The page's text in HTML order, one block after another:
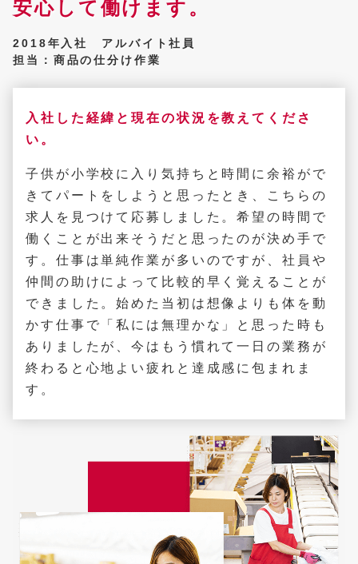
安心して働けます。
2018年入社 アルバイト社員
担当：商品の仕分け作業
入社した経緯と現在の状況を教えてくださ
い。
子供が小学校に入り気持ちと時間に余裕がで
きてパートをしようと思ったとき、こちらの
求人を見つけて応募しました。希望の時間で
働くことが出来そうだと思ったのが決め手で
す。仕事は単純作業が多いのですが、社員や
仲間の助けによって比較的早く覚えることが
できました。始めた当初は想像よりも体を動
かす仕事で「私には無理かな」と思った時も
ありましたが、今はもう慣れて一日の業務が
終わると心地よい疲れと達成感に包まれま
す。